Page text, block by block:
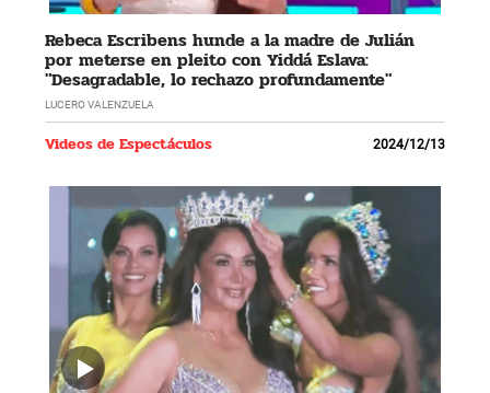
Rebeca Escribens hunde a la madre de Julián
por meterse en pleito con Yiddá Eslava:
"Desagradable, lo rechazo profundamente"
LUCERO VALENZUELA
Videos de Espectáculos 2024/12/13